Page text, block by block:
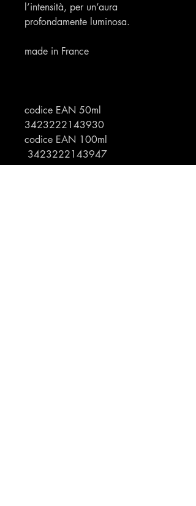
l’intensità, per un’aura
profondamente luminosa.
made in France
codice EAN 50ml
3423222143930
codice EAN 100ml
3423222143947